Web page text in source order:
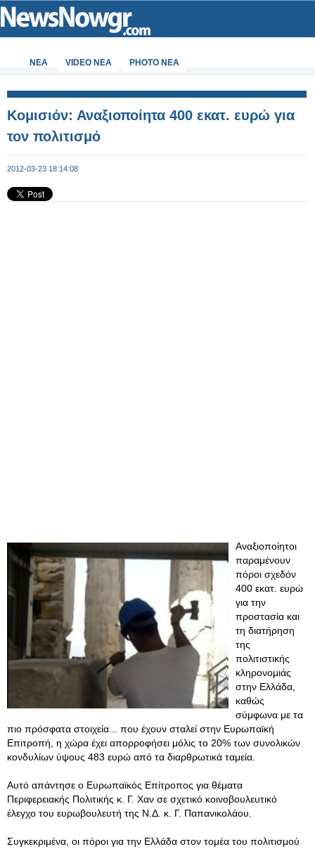
ΝΕΑ VIDEO NEA PHOTO NEA
Κομισιόν: Αναξιοποίητα 400 εκατ. ευρώ για
τον πολιτισμό
2012-03-23 18:14:08
Αναξιοποίητοι
παραμένουν
πόροι σχεδόν
400 εκατ. ευρώ
για την
προστασία και
τη διατήρηση
της
πολιτιστικής
κληρονομιάς
στην Ελλάδα,
καθώς
σύμφωνα με τα
πιο πρόσφατα στοιχεία... που έχουν σταλεί στην Ευρωπαϊκή
Επιτροπή, η χώρα έχει απορροφήσει μόλις το 20% των συνολικών
κονδυλίων ύψους 483 ευρώ από τα διαρθρωτικά ταμεία.
Αυτό απάντησε ο Ευρωπαϊκός Επίτροπος για θέματα
Περιφερειακής Πολιτικής κ. Γ. Χαν σε σχετικό κοινοβουλευτικό
έλεγχο του ευρωβουλευτή της Ν.Δ. κ. Γ. Παπανικολάου.
Συγκεκριμένα, οι πόροι για την Ελλάδα στον τομέα του πολιτισμού